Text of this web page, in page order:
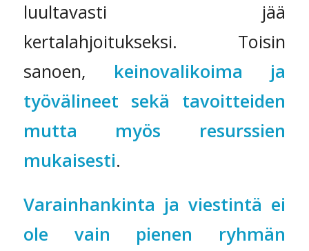
luultavasti jää
kertalahjoitukseksi. Toisin
sanoen, keinovalikoima ja
työvälineet sekä tavoitteiden
mutta myös resurssien
mukaisesti.
Varainhankinta ja viestintä ei
ole vain pienen ryhmän